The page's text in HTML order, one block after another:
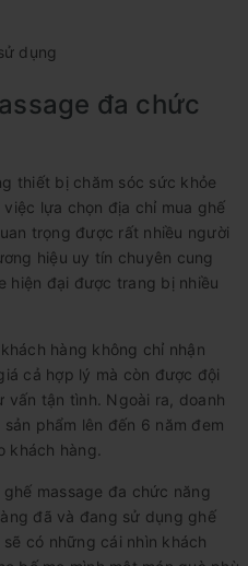
dụng
đa chức
thiết bị chăm sóc sức khỏe
lựa chọn địa chỉ mua ghế
trọng được rất nhiều người
hiệu uy tín chuyên cung
hiện đại được trang bị nhiều
hàng không chỉ nhận
cả hợp lý mà còn được đội
vấn tận tình. Ngoài ra, doanh
phẩm lên đến 6 năm đem
khách hàng.
massage đa chức năng
đã và đang sử dụng ghế
có những cái nhìn khách